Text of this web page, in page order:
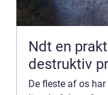
Ndt en praktisk guide til ikke-
destruktiv
De fleste af os